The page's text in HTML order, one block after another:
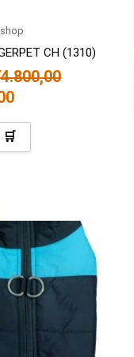
CH (1310)
precio
actual
es:
$ 52.100,00.